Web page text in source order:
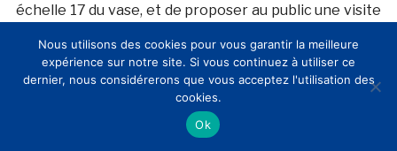
échelle 17 du vase, et de proposer au public une visite
utilisés dans le domaine de la médiation d’un tel objet.
La question est alors de savoir comment retraduire le
discours scientifique qui existe sur ce vase pour le
grand public et comment matérialiser cette
Nous utilisons des cookies pour vous garantir la meilleure
expérience sur notre site. Si vous continuez à utiliser ce
dernier, nous considérerons que vous acceptez l'utilisation des
cookies.
Ok